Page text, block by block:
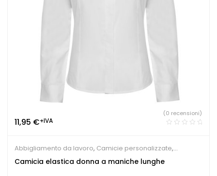
11,95 €+IVA
(0 recensioni)
Abbigliamento da lavoro, Camicie personalizzate,
Ristorante e Pizzeria
Camicia elastica donna a maniche lunghe